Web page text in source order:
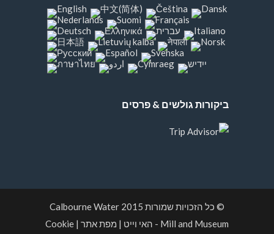
ביקורות גולשים & פרסים
© כל הזכויות שמורות 2015
Calbourne Water
Mill and Museum - האי וייט | מפת אתר |
Cookie